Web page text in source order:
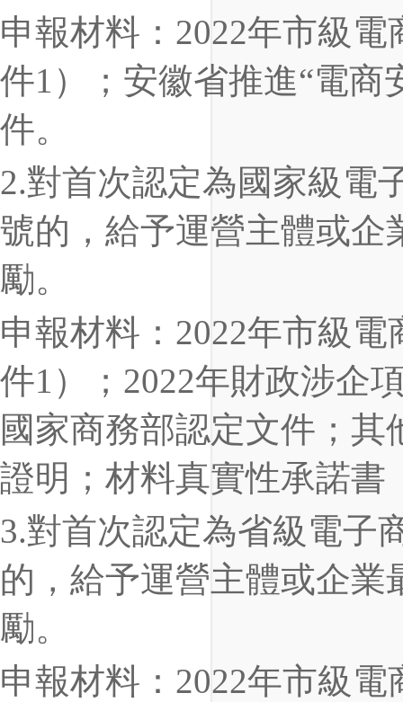
申報材料：2022年市級
件1）；安徽省推進“電商
件。
2.對首次認定為國家級電
號的，給予運營主體或企
勵。
申報材料：2022年市級
件1）；2022年財政涉企
國家商務部認定文件；其
證明；材料真實性承諾書
3.對首次認定為省級電子
的，給予運營主體或企業
勵。
申報材料：2022年市級